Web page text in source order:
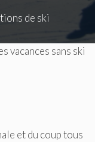
de ski
vacances sans ski
et du coup tous